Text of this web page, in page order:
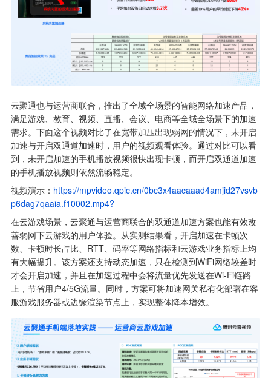
云聚通也与运营商联合，推出了全域全场景的智能网络加速产品，
满足游戏、教育、视频、直播、会议、电商等全域全场景下的加速
需求。下面这个视频对比了在宽带加压出现弱网的情况下，未开启
加速与开启双通道加速时，用户的视频观看体验。通过对比可以看
到，未开启加速的手机播放视频很快出现卡顿，而开启双通道加速
的手机播放视频则依然流畅稳定。
视频演示： https://mpvideo.qpic.cn/0bc3x4aacaaad4amjid27vsvb
p6dag7qaaia.f10002.mp4?
在云游戏场景，云聚通与运营商联合的双通道加速方案也能有效改
善弱网下云游戏的用户体验。从实测结果看，开启加速在卡顿次
数、卡顿时长占比、RTT、码率等网络指标和云游戏业务指标上均
有大幅提升。该方案还支持动态加速，只在检测到WiFi网络较差时
才会开启加速，并且在加速过程中会将流量优先发送在Wi-Fi链路
上，节省用户4/5G流量。同时，方案可将加速网关私有化部署在客
服游戏服务器或边缘渲染节点上，实现整体降本增效。